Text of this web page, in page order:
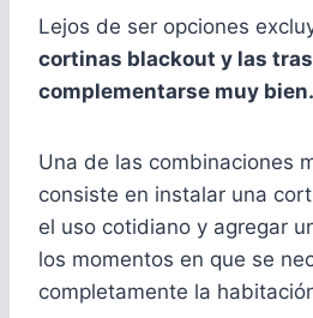
Lejos de ser opciones
cortinas blackout y las
complementarse muy bien.
Una de las combinaciones
consiste en instalar una
el uso cotidiano y agregar
los momentos en que se
completamente la